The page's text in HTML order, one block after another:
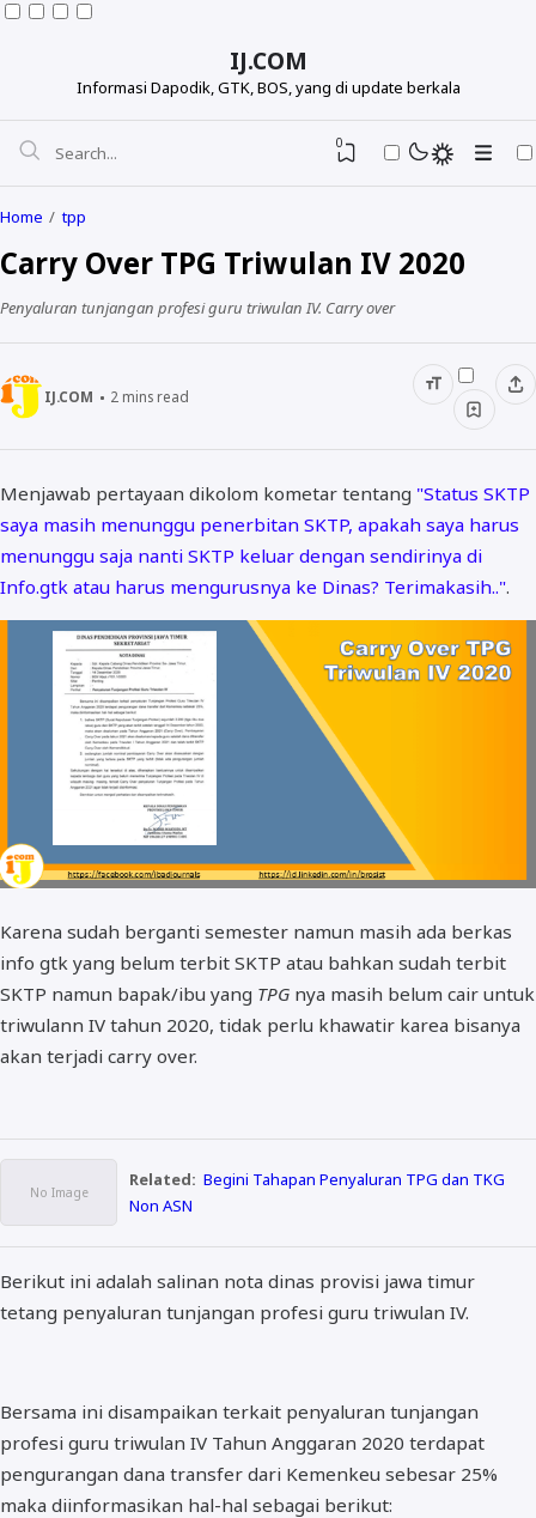
IJ.COM
Informasi Dapodik, GTK, BOS, yang di update berkala
Info GTK
BOS dan PIP
0
Home tpp
Carry Over TPG Triwulan IV 2020
Penyaluran tunjangan profesi guru triwulan IV. Carry over
IJ.COM 2 mins read
Menjawab pertayaan dikolom kometar tentang "Status SKTP
saya masih menunggu penerbitan SKTP, apakah saya harus
menunggu saja nanti SKTP keluar dengan sendirinya di
Info.gtk atau harus mengurusnya ke Dinas? Terimakasih..".
Karena sudah berganti semester namun masih ada berkas
info gtk yang belum terbit SKTP atau bahkan sudah terbit
SKTP namun bapak/ibu yang TPG nya masih belum cair untuk
triwulann IV tahun 2020, tidak perlu khawatir karea bisanya
akan terjadi carry over.
Related: Begini Tahapan Penyaluran TPG dan TKG
Non ASN
Berikut ini adalah salinan nota dinas provisi jawa timur
tetang penyaluran tunjangan profesi guru triwulan IV.
Bersama ini disampaikan terkait penyaluran tunjangan
profesi guru triwulan IV Tahun Anggaran 2020 terdapat
pengurangan dana transfer dari Kemenkeu sebesar 25%
maka diinformasikan hal-hal sebagai berikut: